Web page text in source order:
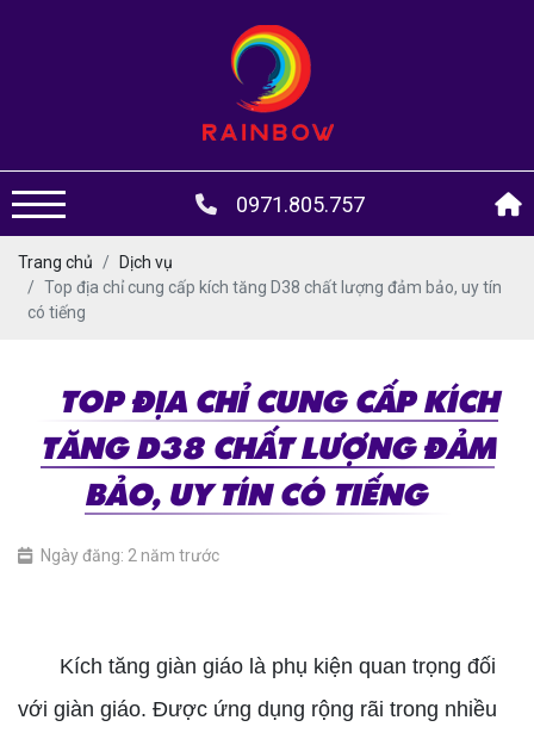
0971.805.757
Trang chủ
Dịch vụ
Top địa chỉ cung cấp kích tăng D38 chất lượng đảm bảo, uy tín
có tiếng
TOP ĐỊA CHỈ CUNG CẤP KÍCH
TĂNG D38 CHẤT LƯỢNG ĐẢM
BẢO, UY TÍN CÓ TIẾNG
Ngày đăng: 2 năm trước
Kích tăng giàn giáo là phụ kiện quan trọng đối
với giàn giáo. Được ứng dụng rộng rãi trong nhiều